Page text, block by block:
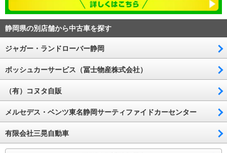
静岡県の別店舗から中古車を探す
ジャガー・ランドローバー静岡
ボッシュカーサービス（冨士物産株式会社）
（有）コヌタ自販
メルセデス・ベンツ東名静岡サーティファイドカーセンター
有限会社三晃自動車